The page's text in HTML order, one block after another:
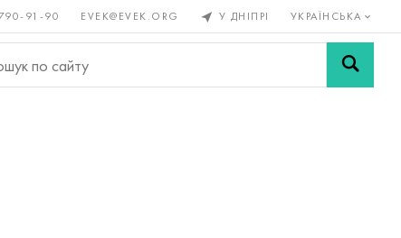
91-90 EVEK@EVEK.ORG У ДНІПРІ УКРАЇНСЬКА
Легована Сітки і